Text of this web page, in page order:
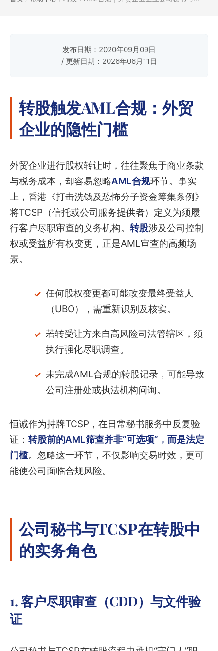
发布日期：2020年09月09日
/ 更新日期：2026年06月11日
转股触发AML合规：外贸
企业的隐性门槛
外贸企业进行股权转让时，往往聚焦于商业条款
与税务成本，却容易忽略AML合规环节。事实
上，香港《打击洗钱及恐怖分子资金筹集条例》
将TCSP（信托或公司服务提供者）定义为须履
行客户尽职审查的义务机构。 转股涉及公司控制
权或受益所有权变更，正是AML审查的高频场
景。
任何股权变更都可能改变最终受益人
（UBO），需重新识别及核实。
若转受让方来自高风险司法管辖区，须
执行强化尽职调查。
未完成AML合规的转股记录，可能导致
公司注册处或执法机构问询。
恒诚作为持牌TCSP，在日常秘书服务中反复验
证： 转股前的AML筛查并非“可选项”，而是法定
门槛。忽略这一环节，不仅影响交易时效，更可
能使公司面临合规风险。
公司秘书与TCSP在转股中
的实务角色
1. 客户尽职审查（CDD）与文件验
证